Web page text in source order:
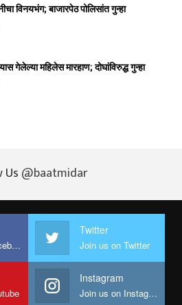
विनयभंग; बाजारपेठ पोलिसांत गुन्हा
गेलेल्या महिलेस मारहाण; दोघांविरुद्ध गुन्हा
Us @baatmidar
Join us on Facebook
Twitter
Join us on Twitter
Instagram
Join us on Instagram